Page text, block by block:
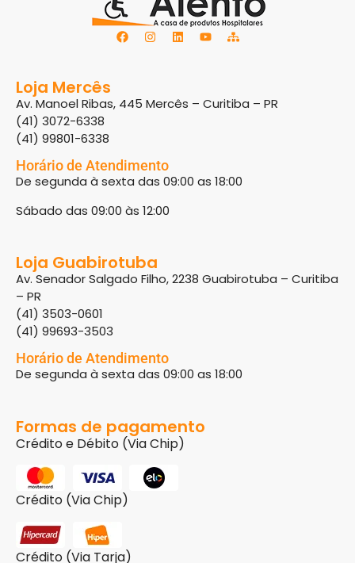
Loja Mercês
Av. Manoel Ribas, 445 Mercês – Curitiba – PR
(41) 3072-6338
(41) 99801-6338
Horário de Atendimento
De segunda à sexta das 09:00 as 18:00
Sábado das 09:00 às 12:00
Loja Guabirotuba
Av. Senador Salgado Filho, 2238 Guabirotuba – Curitiba
– PR
(41) 3503-0601
(41) 99693-3503
Horário de Atendimento
De segunda à sexta das 09:00 as 18:00
Formas de pagamento
Crédito e Débito (Via Chip)
Crédito (Via Chip)
Crédito (Via Tarja)